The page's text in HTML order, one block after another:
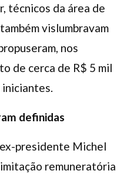
técnicos da área de
vislumbravam
nos
de cerca de R$ 5 mil
iniciantes.
definidas
presidente Michel
remuneratória